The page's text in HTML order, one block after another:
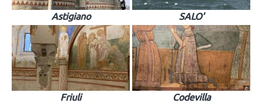
Astigiano SALO'
Friuli Codevilla